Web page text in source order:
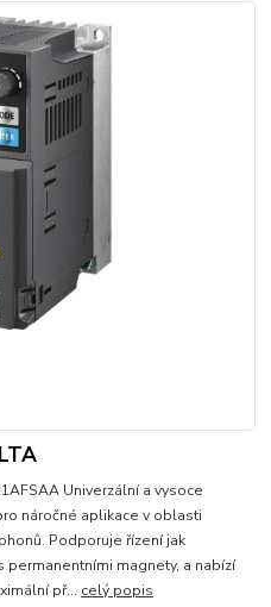
Univerzální a vysoce
náročné aplikace v oblasti
Podporuje řízení jak
permanentními magnety, a nabízí
př... celý popis